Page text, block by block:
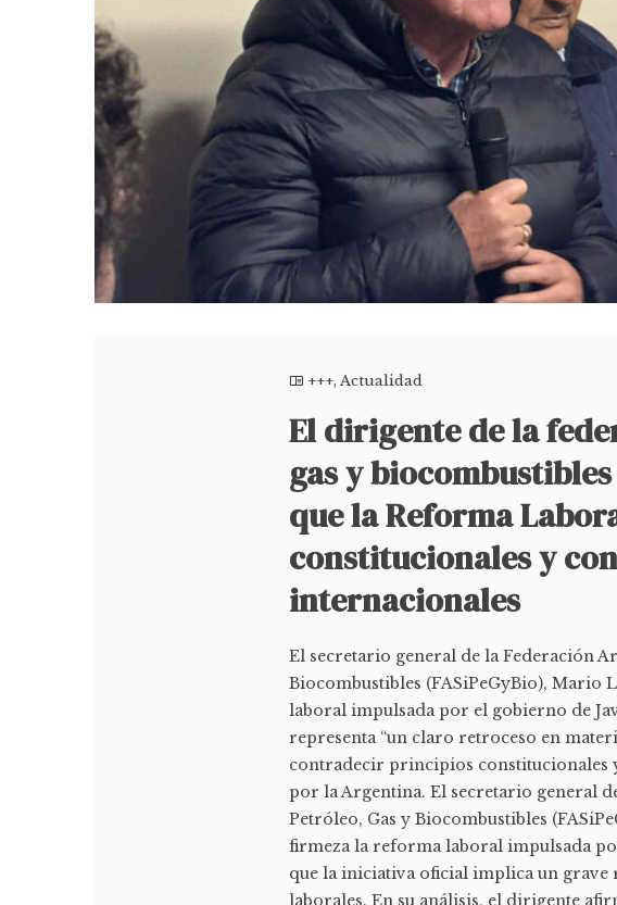
+++,Actualidad
El dirigente de la
gas y
que la Reforma
constitucionales y
internacionales
El secretario general de la Federación
Biocombustibles (FASiPeGyBio), Mario
laboral impulsada por el gobierno de
representa “un claro retroceso en
contradecir principios constitucionales
por la Argentina. El secretario general
Petróleo, Gas y Biocombustibles
firmeza la reforma laboral impulsada
que la iniciativa oficial implica un grave
laborales. En su análisis, el dirigente